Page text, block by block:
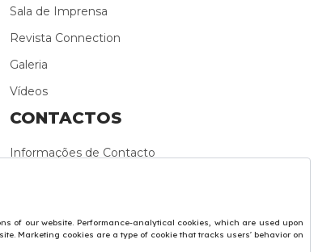
Sala de Imprensa
Revista Connection
Galeria
Vídeos
CONTACTOS
Informações de Contacto